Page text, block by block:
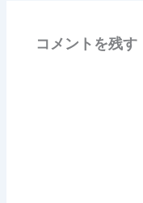
コメントを残す